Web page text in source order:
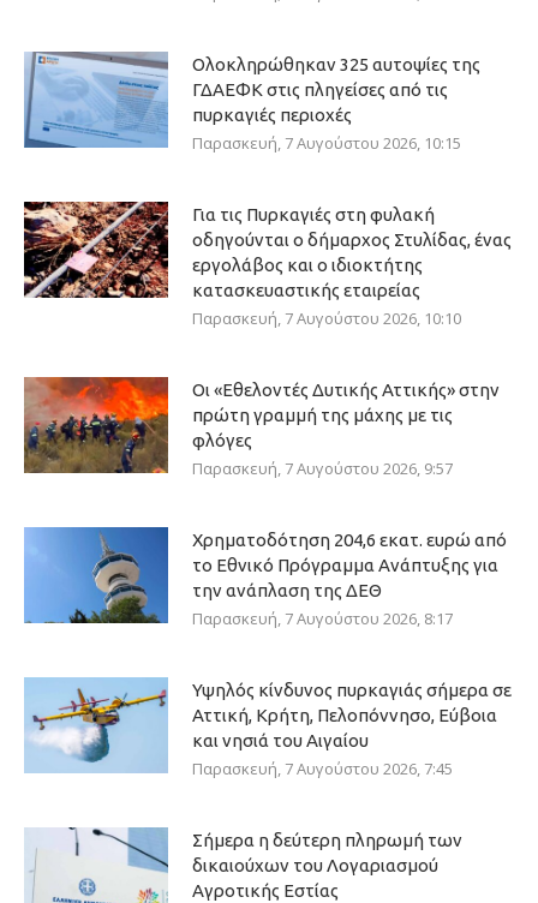
Ολοκληρώθηκαν 325 αυτοψίες της
ΓΔΑΕΦΚ στις πληγείσες από τις
πυρκαγιές περιοχές
Παρασκευή, 7 Αυγούστου 2026, 10:15
Για τις Πυρκαγιές στη φυλακή
οδηγούνται ο δήμαρχος Στυλίδας, ένας
εργολάβος και ο ιδιοκτήτης
κατασκευαστικής εταιρείας
Παρασκευή, 7 Αυγούστου 2026, 10:10
Οι «Εθελοντές Δυτικής Αττικής» στην
πρώτη γραμμή της μάχης με τις
φλόγες
Παρασκευή, 7 Αυγούστου 2026, 9:57
Χρηματοδότηση 204,6 εκατ. ευρώ από
το Εθνικό Πρόγραμμα Ανάπτυξης για
την ανάπλαση της ΔΕΘ
Παρασκευή, 7 Αυγούστου 2026, 8:17
Υψηλός κίνδυνος πυρκαγιάς σήμερα σε
Αττική, Κρήτη, Πελοπόννησο, Εύβοια
και νησιά του Αιγαίου
Παρασκευή, 7 Αυγούστου 2026, 7:45
Σήμερα η δεύτερη πληρωμή των
δικαιούχων του Λογαριασμού
Αγροτικής Εστίας